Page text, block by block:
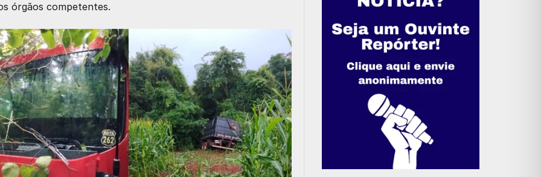
órgãos competentes.